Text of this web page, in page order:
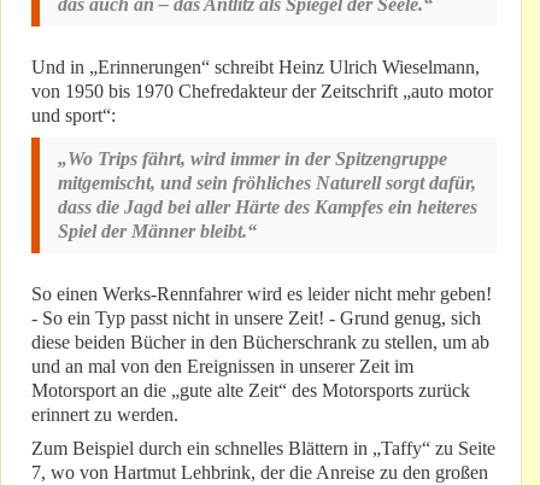
das auch an – das Antlitz als Spiegel der Seele.“
Und in „Erinnerungen“ schreibt Heinz Ulrich Wieselmann,
von 1950 bis 1970 Chefredakteur der Zeitschrift „auto motor
und sport“:
„Wo Trips fährt, wird immer in der Spitzengruppe
mitgemischt, und sein fröhliches Naturell sorgt dafür,
dass die Jagd bei aller Härte des Kampfes ein heiteres
Spiel der Männer bleibt.“
So einen Werks-Rennfahrer wird es leider nicht mehr geben!
- So ein Typ passt nicht in unsere Zeit! - Grund genug, sich
diese beiden Bücher in den Bücherschrank zu stellen, um ab
und an mal von den Ereignissen in unserer Zeit im
Motorsport an die „gute alte Zeit“ des Motorsports zurück
erinnert zu werden.
Zum Beispiel durch ein schnelles Blättern in „Taffy“ zu Seite
7, wo von Hartmut Lehbrink, der die Anreise zu den großen